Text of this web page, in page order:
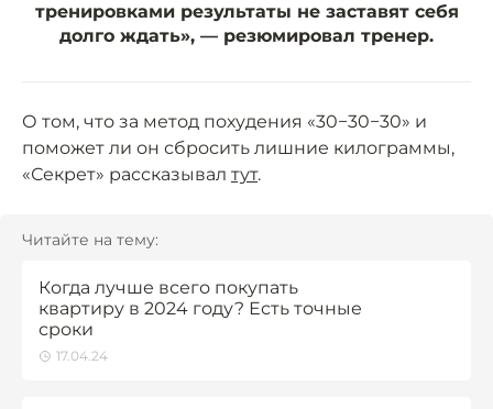
тренировками результаты не заставят себя
долго ждать», — резюмировал тренер.
О том, что за метод похудения «30−30−30» и
поможет ли он сбросить лишние килограммы,
«Секрет» рассказывал тут.
Читайте на тему:
Когда лучше всего покупать
квартиру в 2024 году? Есть точные
сроки
17.04.24